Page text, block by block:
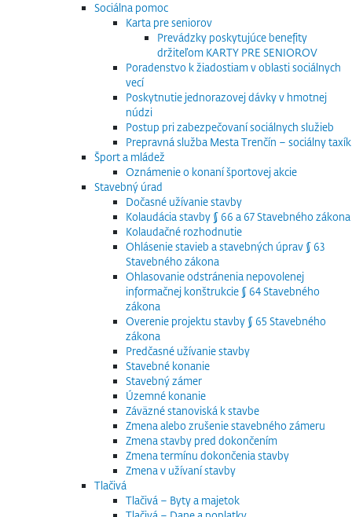
Sociálna pomoc
Karta pre seniorov
Prevádzky poskytujúce benefity
držiteľom KARTY PRE SENIOROV
Poradenstvo k žiadostiam v oblasti sociálnych
vecí
Poskytnutie jednorazovej dávky v hmotnej
núdzi
Postup pri zabezpečovaní sociálnych služieb
Prepravná služba Mesta Trenčín – sociálny taxík
Šport a mládež
Oznámenie o konaní športovej akcie
Stavebný úrad
Dočasné užívanie stavby
Kolaudácia stavby § 66 a 67 Stavebného zákona
Kolaudačné rozhodnutie
Ohlásenie stavieb a stavebných úprav § 63
Stavebného zákona
Ohlasovanie odstránenia nepovolenej
informačnej konštrukcie § 64 Stavebného
zákona
Overenie projektu stavby § 65 Stavebného
zákona
Predčasné užívanie stavby
Stavebné konanie
Stavebný zámer
Územné konanie
Záväzné stanoviská k stavbe
Zmena alebo zrušenie stavebného zámeru
Zmena stavby pred dokončením
Zmena termínu dokončenia stavby
Zmena v užívaní stavby
Tlačivá
Tlačivá – Byty a majetok